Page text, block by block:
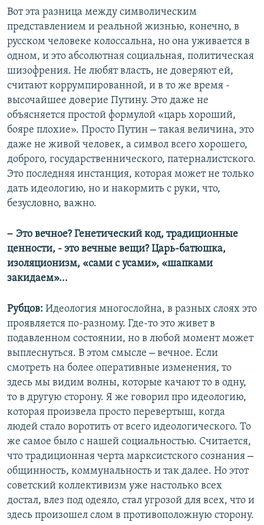
Вот эта разница между символическим
представлением и реальной жизнью, конечно, в
русском человеке колоссальна, но она уживается в
одном, и это абсолютная социальная, политическая
шизофрения. Не любят власть, не доверяют ей,
считают коррумпированной, и в то же время -
высочайшее доверие Путину. Это даже не
объясняется простой формулой «царь хороший,
бояре плохие». Просто Путин – такая величина, это
даже не живой человек, а символ всего хорошего,
доброго, государственнического, патерналистского.
Это последняя инстанция, которая может не только
дать идеологию, но и накормить с руки, что,
безусловно, важно.
– Это вечное? Генетический код, традиционные
ценности, - это вечные вещи? Царь-батюшка,
изоляционизм, «сами с усами», «шапками
закидаем»...
Рубцов: Идеология многослойна, в разных слоях это
проявляется по-разному. Где-то это живет в
подавленном состоянии, но в любой момент может
выплеснуться. В этом смысле – вечное. Если
смотреть на более оперативные изменения, то
здесь мы видим волны, которые качают то в одну,
то в другую сторону. Я же говорил про идеологию,
которая произвела просто перевертыш, когда
людей стало воротить от всего идеологического. То
же самое было с нашей социальностью. Считается,
что традиционная черта марксистского сознания –
общинность, коммунальность и так далее. Но этот
советский коллективизм уже настолько всех
достал, влез под одеяло, стал угрозой для всех, что и
здесь произошел слом в противоположную сторону.